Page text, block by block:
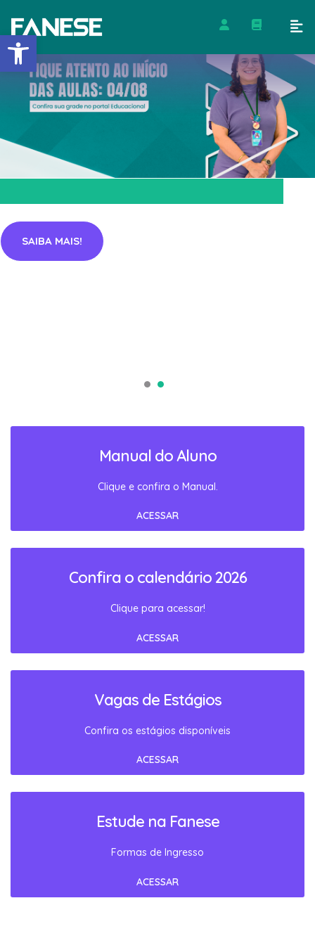
Barra de Ferramentas
SAIBA MAIS!
Manual do Aluno
Clique e confira o Manual.
ACESSAR
Confira o calendário 2026
Clique para acessar!
ACESSAR
Vagas de Estágios
Confira os estágios disponíveis
ACESSAR
Estude na Fanese
Formas de Ingresso
ACESSAR